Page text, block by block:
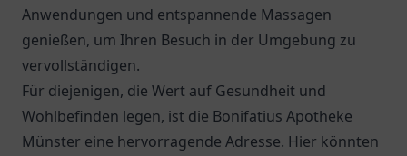
Anwendungen und entspannende Massagen
genießen, um Ihren Besuch in der Umgebung zu
vervollständigen.
Für diejenigen, die Wert auf Gesundheit und
Wohlbefinden legen, ist die Bonifatius Apotheke
Münster eine hervorragende Adresse. Hier könnten